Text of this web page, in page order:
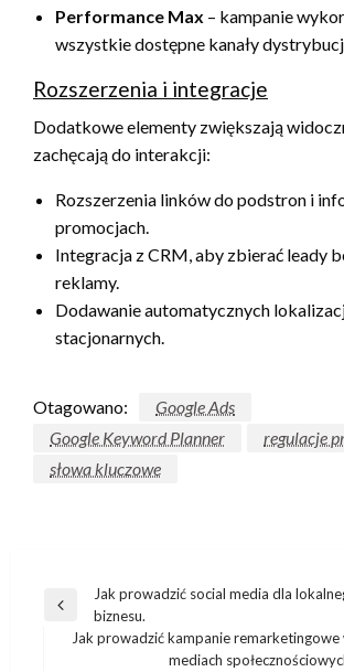
Performance Max – kampanie
wszystkie dostępne kanały
Rozszerzenia i integracje
Dodatkowe elementy zwiększają
zachęcają do interakcji:
Rozszerzenia linków do podstron i
promocjach.
Integracja z CRM, aby zbierać leady
reklamy.
Dodawanie automatycznych
stacjonarnych.
Otagowano:
Google Ads
Google Keyword Planner
regulacje
słowa kluczowe
Nawigacja
wpisu
Poprzedni
Jak prowadzić social media dla
biznesu.
Jak prowadzić kampanie remarketingowe
mediach